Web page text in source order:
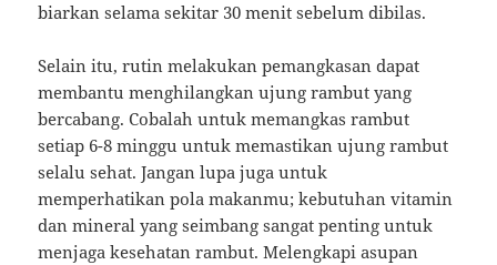
biarkan selama sekitar 30 menit sebelum dibilas.
Selain itu, rutin melakukan pemangkasan dapat
membantu menghilangkan ujung rambut yang
bercabang. Cobalah untuk memangkas rambut
setiap 6-8 minggu untuk memastikan ujung rambut
selalu sehat. Jangan lupa juga untuk
memperhatikan pola makanmu; kebutuhan vitamin
dan mineral yang seimbang sangat penting untuk
menjaga kesehatan rambut. Melengkapi asupan